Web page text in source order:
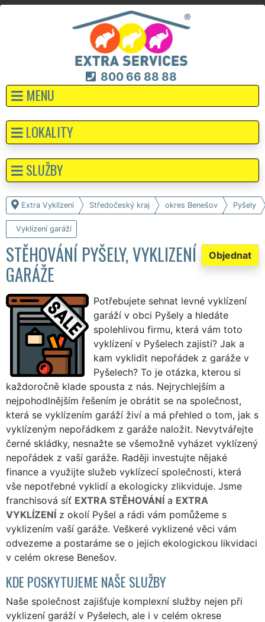
800 66 88 88
MENU
Extra Vyklízení Středočeský kraj okres Benešov Pyšely
Vyklízení garáží
Objednat
STĚHOVÁNÍ PYŠELY, VYKLIZENÍ
GARÁŽE
Potřebujete sehnat levné vyklízení
garáží v obci Pyšely a hledáte
spolehlivou firmu, která vám toto
vyklízení v Pyšelech zajistí? Jak a
kam vyklidit nepořádek z garáže v
Pyšelech? To je otázka, kterou si
každoročně klade spousta z nás. Nejrychlejším a
nejpohodlnějším řešením je obrátit se na společnost,
která se vyklízením garáží živí a má přehled o tom, jak s
vyklízeným nepořádkem z garáže naložit. Nevytvářejte
černé skládky, nesnažte se všemožně vyházet vyklízený
nepořádek z vaší garáže. Raději investujte nějaké
finance a využijte služeb vyklízecí společnosti, která
vše nepotřebné vyklidí a ekologicky zlikviduje. Jsme
franchisová síť EXTRA STĚHOVÁNÍ a EXTRA
VYKLÍZENÍ z okolí Pyšel a rádi vám pomůžeme s
vyklizením vaší garáže. Veškeré vyklizené věci vám
odvezeme a postaráme se o jejich ekologickou likvidaci
v celém okrese Benešov.
KDE POSKYTUJEME NAŠE SLUŽBY
Naše společnost zajišťuje komplexní služby nejen při
vyklizení garáží v Pyšelech, ale i v celém okrese
LOKALITY
SLUŽBY